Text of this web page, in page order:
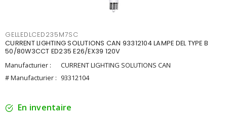
GELLEDLCED235M7SC
CURRENT LIGHTING SOLUTIONS CAN 93312104 LAMPE DEL TYPE B
50/80W3CCT ED235 E26/EX39 120V
Manufacturier :
CURRENT LIGHTING SOLUTIONS CAN
# Manufacturier : 93312104
En inventaire